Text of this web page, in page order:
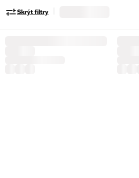
Skrýt filtry